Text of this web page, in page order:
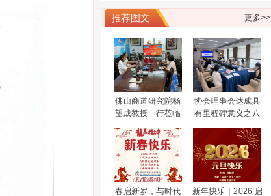
广东省科学技术厅关于征集2025浦江创
新论坛—全球技术转移大会参展项目
广东省科学技术厅关于组织参加2025中
国国际大数据产业博览会的通知
广东省工业和信息化厅关于广东民营企
业家智库成员（第三批）名单的通告
工业和信息化部办公厅关于开展2024年
工业废水循环利用典型案例征集工作的
通知
2024“创客广东”南海区域赛火热报名中
关于公布 2023年佛山高新区金融服务企
业大赛评选结果的通知
陈新文任佛山市人民政府副市长
谋而后动，打非“一击必中”
关于协会队伍建设的通知（工行）
关于协会队伍建设的通知（奥博信息）
更多>>
推荐图文
佛山商道研究院杨
望成教授一行莅临
会调研指导
协会理事会达成具
有里程碑意义之八
春启新岁，与时代
新年快乐｜2026 启